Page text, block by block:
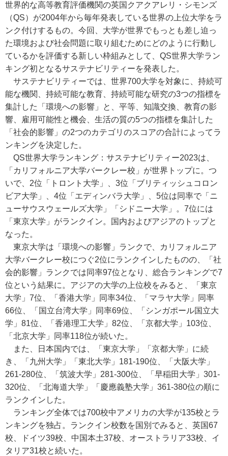
世界的な高等教育評価機関の英国クアクアレリ・シモンズ
（QS）が2004年から毎年発表している世界の上位大学をラ
ンク付けするもの。今回、大学が世界でもっとも差し迫っ
た環境および社会問題に取り組むためにどのように行動し
ているかを評価する新しい枠組みとして、QS世界大学ラン
キング初となるサステナビリティーを発表した。
サステナビリティーでは、世界700大学を対象に、持続可
能な機関、持続可能な教育、持続可能な研究の3つの指標を
集計した「環境への影響」と、平等、知識交換、教育の影
響、雇用可能性と機会、生活の質の5つの指標を集計した
「社会的影響」の2つのカテゴリのスコアの合計によってラ
ンキングを決定した。
QS世界大学ランキング：サステナビリティー2023は、
「カリフォルニア大学バークレー校」が世界トップに。つ
いで、2位「トロント大学」、3位「ブリティッシュコロン
ビア大学」、4位「エディンバラ大学」、5位は同率で「ニ
ューサウスウェールズ大学」「シドニー大学」。7位には
「東京大学」がランクイン。国内およびアジアのトップと
なった。
東京大学は「環境への影響」ランクで、カリフォルニア
大学バークレー校につぐ2位にランクインしたものの、「社
会的影響」ランクでは同率97位となり、総合ランキングで7
位という結果に。アジアの大学の上位校をみると、「東京
大学」7位、「香港大学」同率34位、「マラヤ大学」同率
66位、「国立台湾大学」同率69位、「シンガポール国立大
学」81位、「香港理工大学」82位、「京都大学」103位、
「北京大学」同率118位が続いた。
また、日本国内では、「東京大学」「京都大学」に続
き、「九州大学」「東北大学」181-190位、「大阪大学」
261-280位、「筑波大学」281-300位、「早稲田大学」301-
320位、「北海道大学」「慶應義塾大学」361-380位の順に
ランクインした。
ランキング全体では700校中アメリカの大学が135校とラ
ンキングを独占。ランクイン校数を国別でみると、英国67
校、ドイツ39校、中国本土37校、オーストラリア33校、イ
タリア31校と続いた。